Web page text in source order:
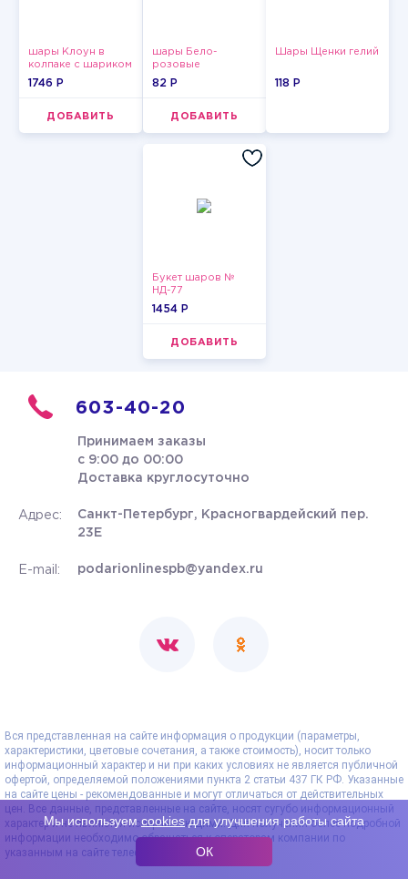
шары Клоун в
колпаке с шариком
1746 P
ДОБАВИТЬ
шары Бело-
розовые
пастельные
82 P
ДОБАВИТЬ
Шары Щенки гелий
118 P
Букет шаров №
НД-77
1454 P
ДОБАВИТЬ
603-40-20
Принимаем заказы
с 9:00 до 00:00
Доставка круглосуточно
Адрес:
Санкт-Петербург, Красногвардейский пер.
23Е
E-mail: podarionlinespb@yandex.ru
Вся представленная на сайте информация о продукции (параметры,
характеристики, цветовые сочетания, а также стоимость), носит только
информационный характер и ни при каких условиях не является публичной
офертой, определяемой положениями пункта 2 статьи 437 ГК РФ. Указанные
на сайте цены - рекомендованные и могут отличаться от действительных
цен. Все данные, представленные на сайте, носят сугубо информационный
характер и не являются исчерпывающими. Для получения более подробной
информации необходимо обращаться к операторам компании по
указанным на сайте телефонам.
Мы используемcookiesдля улучшения работы сайта
ОК